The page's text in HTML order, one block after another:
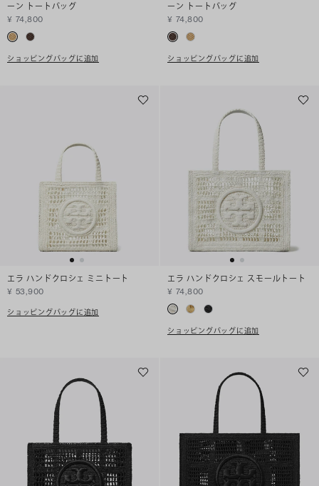
ーン トートバッグ
¥ 74,800
ショッピングバッグに追加
ーン トートバッグ
¥ 74,800
ショッピングバッグに追加
エラ ハンドクロシェ ミニトート
¥ 53,900
ショッピングバッグに追加
エラ ハンドクロシェ スモールトート
¥ 74,800
ショッピングバッグに追加